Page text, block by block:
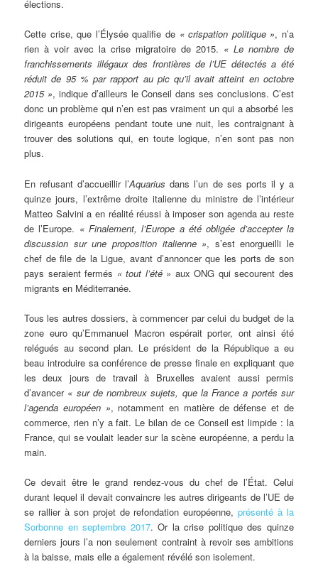
élections.
Cette crise, que l’Élysée qualifie de « crispation politique », n’a
rien à voir avec la crise migratoire de 2015. « Le nombre de
franchissements illégaux des frontières de l’UE détectés a été
réduit de 95 % par rapport au pic qu’il avait atteint en octobre
2015 », indique d’ailleurs le Conseil dans ses conclusions. C’est
donc un problème qui n’en est pas vraiment un qui a absorbé les
dirigeants européens pendant toute une nuit, les contraignant à
trouver des solutions qui, en toute logique, n’en sont pas non
plus.
En refusant d’accueillir l’Aquarius dans l’un de ses ports il y a
quinze jours, l’extrême droite italienne du ministre de l’intérieur
Matteo Salvini a en réalité réussi à imposer son agenda au reste
de l’Europe. « Finalement, l’Europe a été obligée d’accepter la
discussion sur une proposition italienne », s’est enorgueilli le
chef de file de la Ligue, avant d’annoncer que les ports de son
pays seraient fermés « tout l’été » aux ONG qui secourent des
migrants en Méditerranée.
Tous les autres dossiers, à commencer par celui du budget de la
zone euro qu’Emmanuel Macron espérait porter, ont ainsi été
relégués au second plan. Le président de la République a eu
beau introduire sa conférence de presse finale en expliquant que
les deux jours de travail à Bruxelles avaient aussi permis
d’avancer « sur de nombreux sujets, que la France a portés sur
l’agenda européen », notamment en matière de défense et de
commerce, rien n’y a fait. Le bilan de ce Conseil est limpide : la
France, qui se voulait leader sur la scène européenne, a perdu la
main.
Ce devait être le grand rendez-vous du chef de l’État. Celui
durant lequel il devait convaincre les autres dirigeants de l’UE de
se rallier à son projet de refondation européenne,présenté à la
Sorbonne en septembre 2017. Or la crise politique des quinze
derniers jours l’a non seulement contraint à revoir ses ambitions
à la baisse, mais elle a également révélé son isolement.